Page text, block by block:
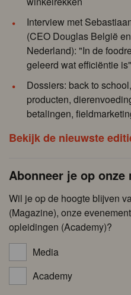
Interview met
(CEO Douglas België en
Nederland): "In de
geleerd wat efficiëntie is"
Dossiers: back to
producten,
betalingen,
Bekijk de nieuwste
Abonneer je op
Wil je op de hoogte blijven
(Magazine), onze
opleidingen (Academy)?
Media
Academy